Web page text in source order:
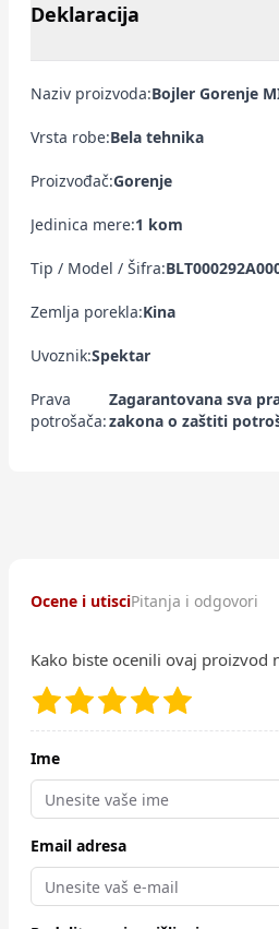
Deklaracija
Naziv proizvoda:Bojler Gorenje
Vrsta robe:Bela tehnika
Proizvođač:Gorenje
Jedinica mere:1 kom
Tip / Model / Šifra:
Zemlja porekla:Kina
Uvoznik:Spektar
Prava
potrošača:
Zagarantovana sva
zakona o zaštiti
Ocene i utisciPitanja i odgovori
Kako biste ocenili ovaj proizvod
Ime
Email adresa